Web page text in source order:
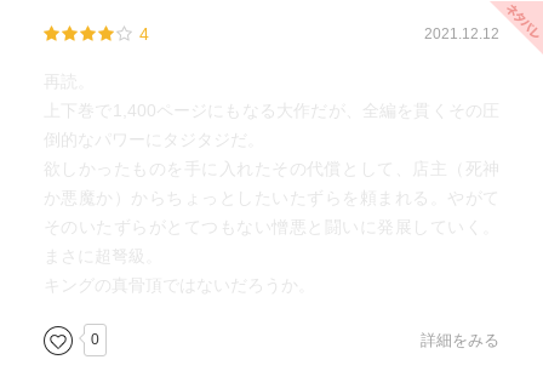
・あと、俯瞰で読むミステリみたいだなとも思った。一般
・やー悪かった（本としての評価ではなく）。おもしろか
ったが自発的には絶対読むことない本だったな。人に勧め
4 2021.12.12
再読。
上下巻で1,400ページにもなる大作だが、全編を貫くその圧
倒的なパワーにタジタジだ。
欲しかったものを手に入れたその代償として、店主（死神
か悪魔か）からちょっとしたいたずらを頼まれる。やがて
そのいたずらがとてつもない憎悪と闘いに発展していく。
まさに超弩級。
キングの真骨頂ではないだろうか。
0 詳細をみる